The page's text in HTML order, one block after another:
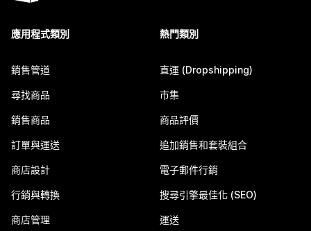
應用程式類別
銷售管道
尋找商品
銷售商品
訂單與運送
商店設計
行銷與轉換
商店管理
熱門類別
直運 (Dropshipping)
市集
商品評價
追加銷售和套裝組合
電子郵件行銷
搜尋引擎最佳化 (SEO)
運送